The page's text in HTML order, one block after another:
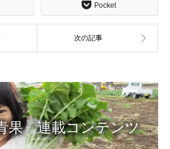
Pocket
果 連載コンテンツ